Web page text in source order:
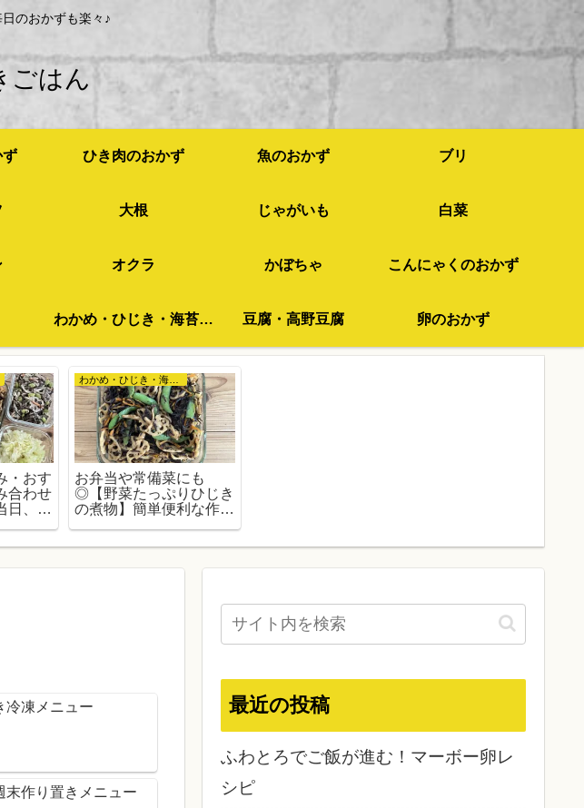
のおかずも楽々♪
ごはん
ず ひき肉のおかず 魚のおかず ブリ
大根 じゃがいも 白菜
オクラ かぼちゃ こんにゃくのおかず
わかめ・ひじき・海苔など 豆腐・高野豆腐 卵のおかず
・おす
合わせ
日、さ
お弁当や常備菜にも
◎【野菜たっぷりひじき
の煮物】簡単便利な作り
冷凍メニュー
作り置きメニュー
最近の投稿
ふわとろでご飯が進む！マーボー卵レ
シピ